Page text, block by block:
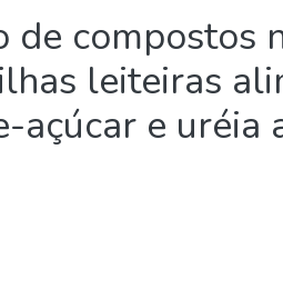
de compostos
leiteiras
açúcar e uréia